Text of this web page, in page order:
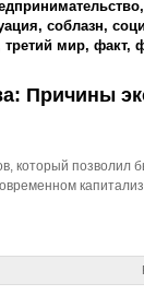
,
, соблазн,
третий мир, факт,
Причины
который позволил